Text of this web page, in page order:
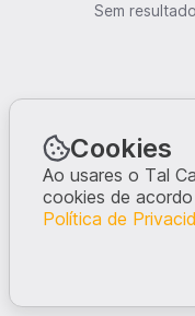
Sem
Cookies
Ao usares o Tal
cookies de
Política de